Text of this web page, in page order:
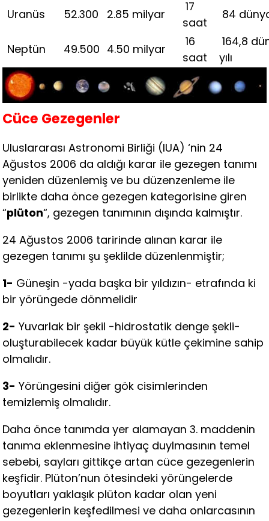
Uranüs 52.300 2.85 milyar
17
saat
84
Neptün 49.500 4.50 milyar
16
saat
164,8
yılı
Cüce Gezegenler
Uluslararası Astronomi Birliği (IUA) ‘nin 24
Ağustos 2006 da aldığı karar ile gezegen tanımı
yeniden düzenlemiş ve bu düzenzenleme ile
birlikte daha önce gezegen kategorisine giren
“plüton“, gezegen tanımının dışında kalmıştır.
24 Ağustos 2006 taririnde alınan karar ile
gezegen tanımı şu şeklilde düzenlenmiştir;
1- Güneşin -yada başka bir yıldızın- etrafında ki
bir yörüngede dönmelidir
2- Yuvarlak bir şekil -hidrostatik denge şekli-
oluşturabilecek kadar büyük kütle çekimine sahip
olmalıdır.
3- Yörüngesini diğer gök cisimlerinden
temizlemiş olmalıdır.
Daha önce tanımda yer alamayan 3. maddenin
tanıma eklenmesine ihtiyaç duylmasının temel
sebebi, sayları gittikçe artan cüce gezegenlerin
keşfidir. Plüton’nun ötesindeki yörüngelerde
boyutları yaklaşık plüton kadar olan yeni
gezegenlerin keşfedilmesi ve daha onlarcasının